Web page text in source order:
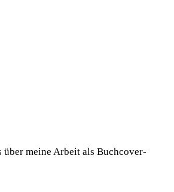
meine Arbeit als Buchcover-